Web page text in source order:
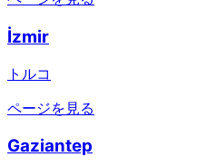
İzmir
トルコ
ページを見る
Gaziantep